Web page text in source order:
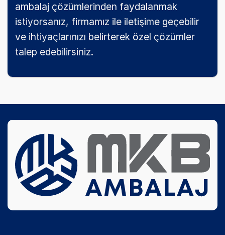
ambalaj çözümlerinden faydalanmak
istiyorsanız, firmamız ile iletişime geçebilir
ve ihtiyaçlarınızı belirterek özel çözümler
talep edebilirsiniz.